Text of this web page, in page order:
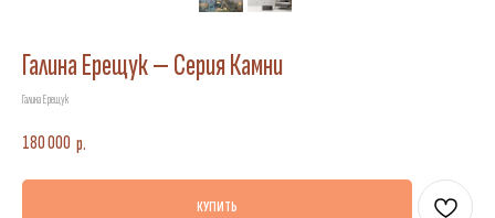
Галина Ерещук — Серия Камни
Галина Ерещук
180 000 р.
КУПИТЬ